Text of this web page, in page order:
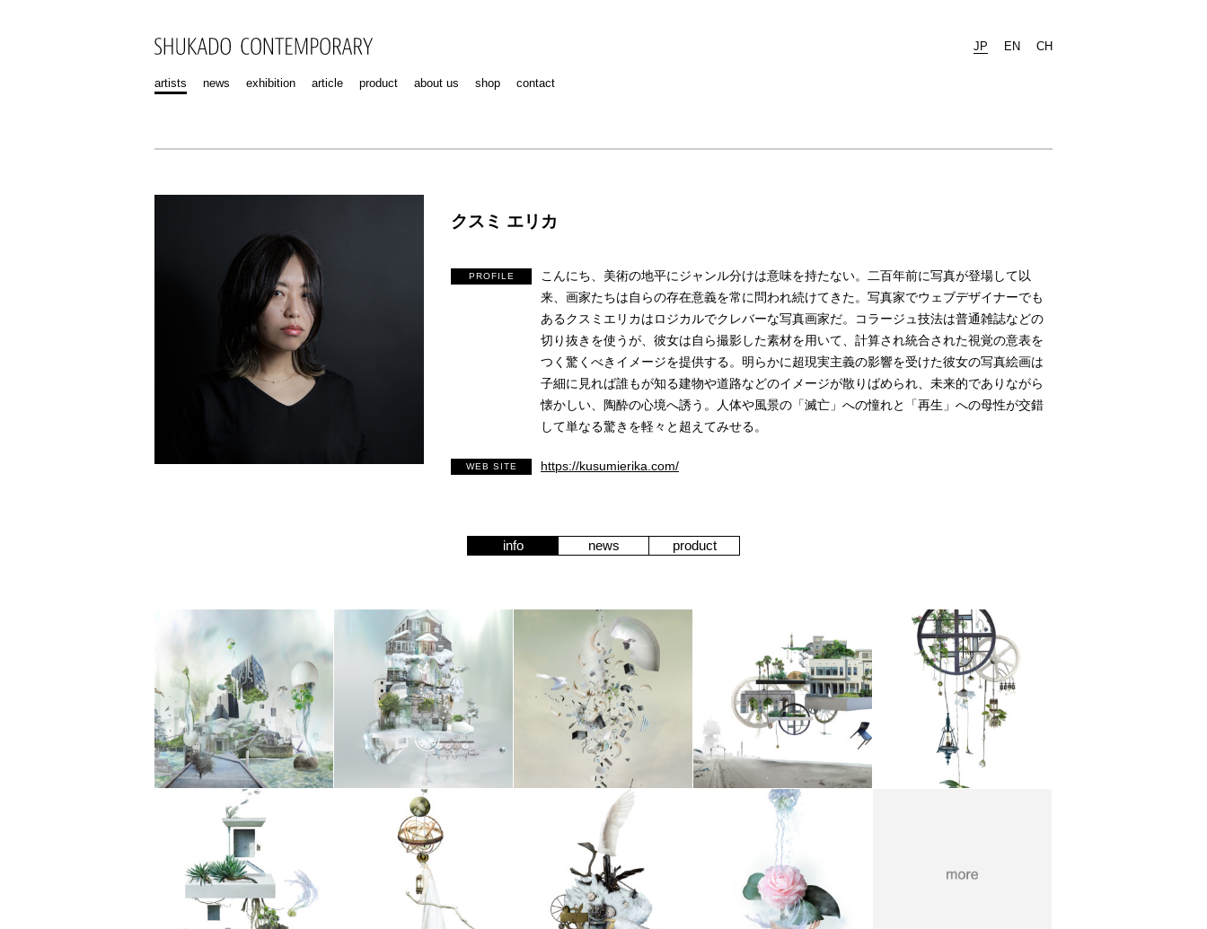
artists news exhibition article product about us shop contact
JP EN CH
クスミ エリカ
PROFILE
こんにち、美術の地平にジャンル分けは意味を持たない。二百年前に写真が登場して以
来、画家たちは自らの存在意義を常に問われ続けてきた。写真家でウェブデザイナーでも
あるクスミエリカはロジカルでクレバーな写真画家だ。コラージュ技法は普通雑誌などの
切り抜きを使うが、彼女は自ら撮影した素材を用いて、計算され統合された視覚の意表を
つく驚くべきイメージを提供する。明らかに超現実主義の影響を受けた彼女の写真絵画は
子細に見れば誰もが知る建物や道路などのイメージが散りばめられ、未来的でありながら
懐かしい、陶酔の心境へ誘う。人体や風景の「滅亡」への憧れと「再生」への母性が交錯
して単なる驚きを軽々と超えてみせる。
WEB SITE https://kusumierika.com/
info news product